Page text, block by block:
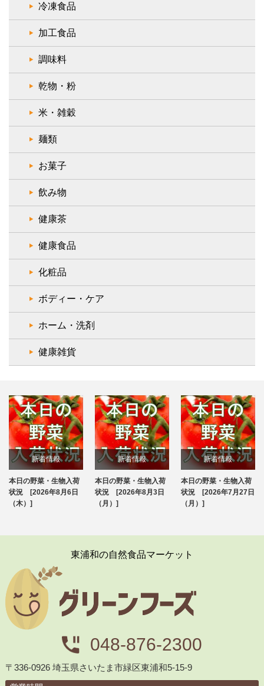
冷凍食品
加工食品
調味料
乾物・粉
米・雑穀
麺類
お菓子
飲み物
健康茶
健康食品
化粧品
ボディー・ケア
ホーム・洗剤
健康雑貨
新着情報
ブログ
本日の野菜・生物入荷
状況 [2026年8月6日
（木）]
新着情報
ブログ
本日の野菜・生物入荷
状況 [2026年8月3日
（月）]
新着情報
ブログ
本日の野菜・生物入荷
状況 [2026年7月27日
（月）]
東浦和の自然食品マーケット
048-876-2300
〒336-0926 埼玉県さいたま市緑区東浦和5-15-9